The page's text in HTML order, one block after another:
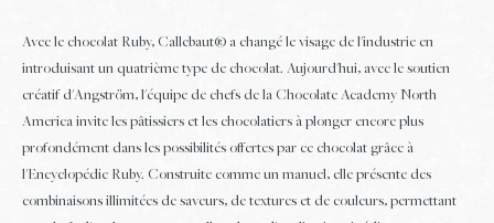
Avec le chocolat Ruby, Callebaut® a changé le visage de l'industrie en
introduisant un quatrième type de chocolat. Aujourd'hui, avec le soutien
créatif d'Angström, l'équipe de chefs de la Chocolate Academy North
America invite les pâtissiers et les chocolatiers à plonger encore plus
profondément dans les possibilités offertes par ce chocolat grâce à
l'Encyclopédie Ruby. Construite comme un manuel, elle présente des
combinaisons illimitées de saveurs, de textures et de couleurs, permettant